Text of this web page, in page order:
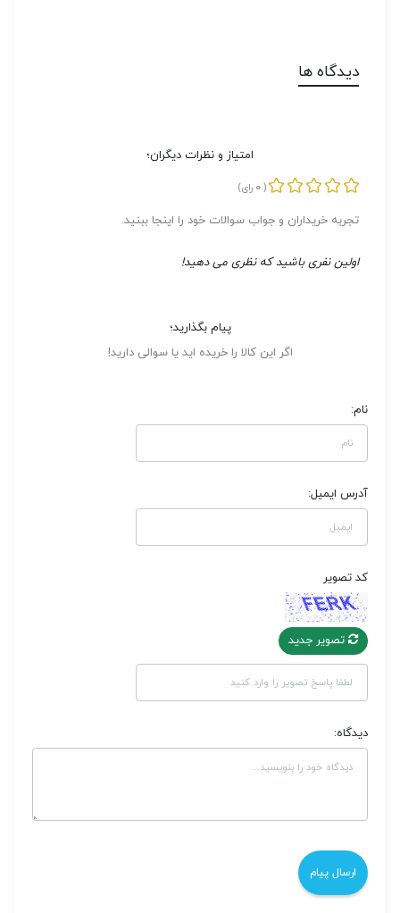
دیدگاه ها
امتیاز و نظرات دیگران؛
(
0 رای)
تجربه خریداران و جواب سوالات خود را اینجا ببنید.
اولین نفری باشید که نظری می دهید!
پیام بگذارید؛
اگر این کالا را خریده اید یا سوالی دارید!
نام:
آدرس ایمیل:
کد تصویر
تصویر جدید
دیدگاه: